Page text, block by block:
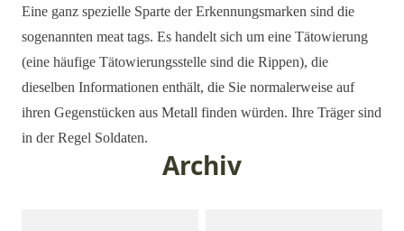
Eine ganz spezielle Sparte der Erkennungsmarken sind die
sogenannten meat tags. Es handelt sich um eine Tätowierung
(eine häufige Tätowierungsstelle sind die Rippen), die
dieselben Informationen enthält, die Sie normalerweise auf
ihren Gegenstücken aus Metall finden würden. Ihre Träger sind
in der Regel Soldaten.
Archiv